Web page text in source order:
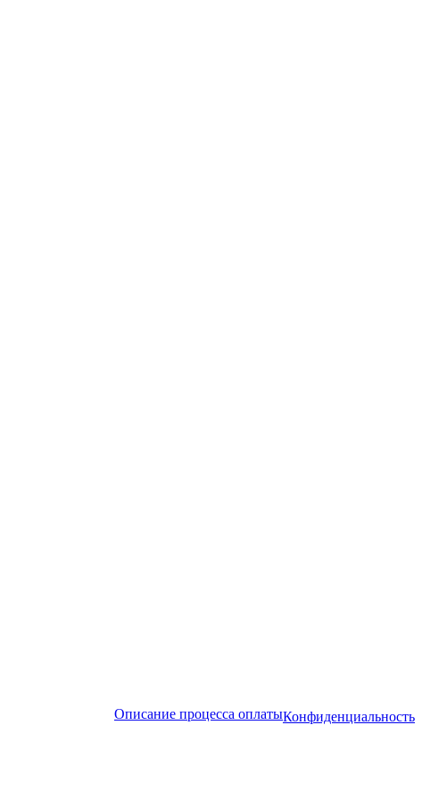
Конфиденциальность
Описание процесса оплаты